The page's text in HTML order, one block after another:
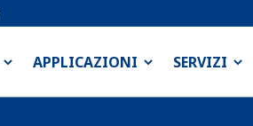
APPLICAZIONI SERVIZI